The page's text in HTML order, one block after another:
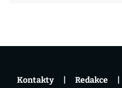
Kontakty Redakce